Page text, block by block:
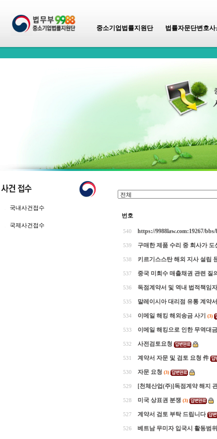
중소기업법률지원단 법률자문단변호사
국내사건접수
국제사건접수
번호
540 https://9988law.com:19267/
539 구매한 제품 수리 중 회사가
538 키르기스스탄 해외 지사 설립
537 중국 미회수 매출채권 관련 질
536 독점계약서 및 역내 법적책임
535 말레이시아 대리점 유통 계약
534 이메일 해킹 해외송금 사기 (3)
533 이메일 해킹으로 인한 무역대
532 사전검토요청
531 계약서 자문 및 검토 요청 件
530 자문 요청 (3)
529 [천체산업(주)]독점계약 해지
528 미국 상표권 분쟁 (3)
527 계약서 검토 부탁 드립니다
526 베트남 무미자 입국시 활동범